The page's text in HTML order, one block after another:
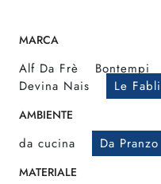
MARCA
Alf Da Frè Bontempi
Devina Nais
Le
AMBIENTE
da cucina Da Pranzo
MATERIALE